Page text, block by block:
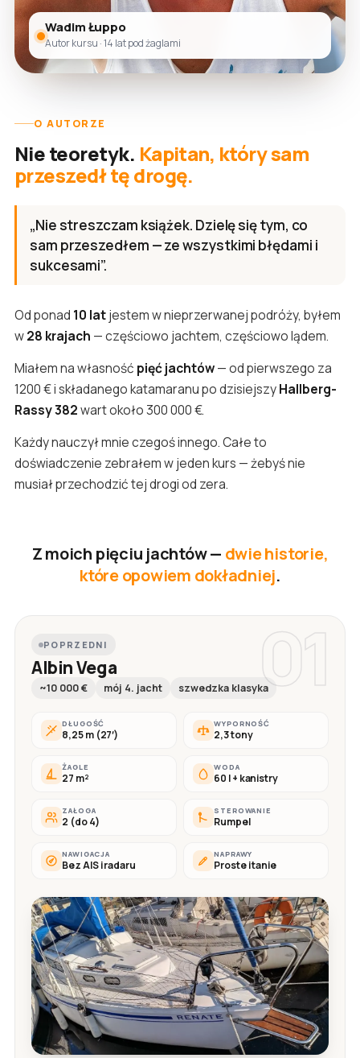
Wadim Łuppo
Autor kursu · 14 lat pod żaglami
O AUTORZE
Nie teoretyk. Kapitan, który sam
przeszedł tę drogę.
„Nie streszczam książek. Dzielę się tym, co
sam przeszedłem — ze wszystkimi błędami i
sukcesami”.
Od ponad 10 latjestem w nieprzerwanej podróży, byłem
w28 krajach — częściowo jachtem, częściowo lądem.
Miałem na własność pięć jachtów— od pierwszego za
1200 € i składanego katamaranu po dzisiejszyHallberg-
Rassy 382wart około 300 000 €.
Każdy nauczył mnie czegoś innego. Całe to
doświadczenie zebrałem w jeden kurs — żebyś nie
musiał przechodzić tej drogi od zera.
Z moich pięciu jachtów — dwie historie,
które opowiem dokładniej.
01
POPRZEDNI
Albin Vega
~10 000 € mój 4. jacht szwedzka klasyka
DŁUGOŚĆ
8,25 m (27′)
WYPORNOŚĆ
2,3 tony
ŻAGLE
27 m²
WODA
60 l + kanistry
ZAŁOGA
2 (do 4)
STEROWANIE
Rumpel
NAWIGACJA
Bez AIS i radaru
NAPRAWY
Proste i tanie